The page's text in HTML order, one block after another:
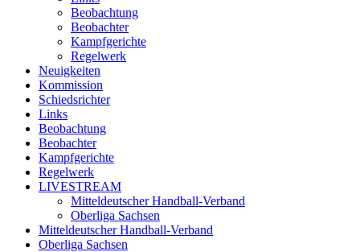
Beobachtung
Beobachter
Kampfgerichte
Regelwerk
Neuigkeiten
Kommission
Schiedsrichter
Links
Beobachtung
Beobachter
Kampfgerichte
Regelwerk
LIVESTREAM
Mitteldeutscher Handball-Verband
Oberliga Sachsen
Mitteldeutscher Handball-Verband
Oberliga Sachsen